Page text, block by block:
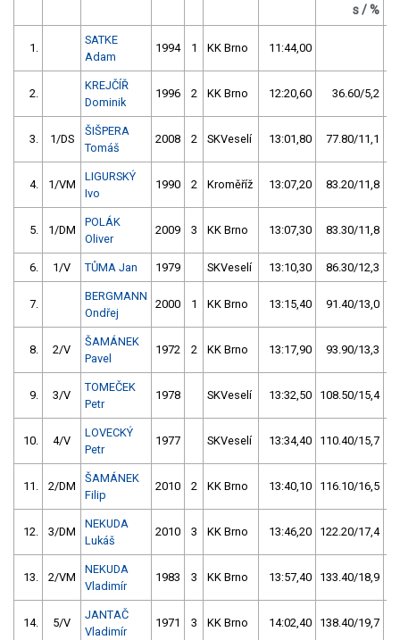
s / %
1.
SATKE
Adam
1994 1 KK Brno 11:44,00
2.
KREJČÍŘ
Dominik
1996 2 KK Brno 12:20,60 36.60/5,2
3. 1/DS
ŠIŠPERA
Tomáš
2008 2 SKVeselí 13:01,80 77.80/11,1
4. 1/VM
LIGURSKÝ
Ivo
1990 2 Kroměříž 13:07,20 83.20/11,8
5. 1/DM
POLÁK
Oliver
2009 3 KK Brno 13:07,30 83.30/11,8
6. 1/V TŮMA Jan 1979 SKVeselí 13:10,30 86.30/12,3
7.
BERGMANN
Ondřej
2000 1 KK Brno 13:15,40 91.40/13,0
8. 2/V
ŠAMÁNEK
Pavel
1972 2 KK Brno 13:17,90 93.90/13,3
9. 3/V
TOMEČEK
Petr
1978 SKVeselí 13:32,50 108.50/15,4
10. 4/V
LOVECKÝ
Petr
1977 SKVeselí 13:34,40 110.40/15,7
11. 2/DM
ŠAMÁNEK
Filip
2010 2 KK Brno 13:40,10 116.10/16,5
12. 3/DM
NEKUDA
Lukáš
2010 3 KK Brno 13:46,20 122.20/17,4
13. 2/VM
NEKUDA
Vladimír
1983 3 KK Brno 13:57,40 133.40/18,9
14. 5/V
JANTAČ
Vladimír
1971 3 KK Brno 14:02,40 138.40/19,7